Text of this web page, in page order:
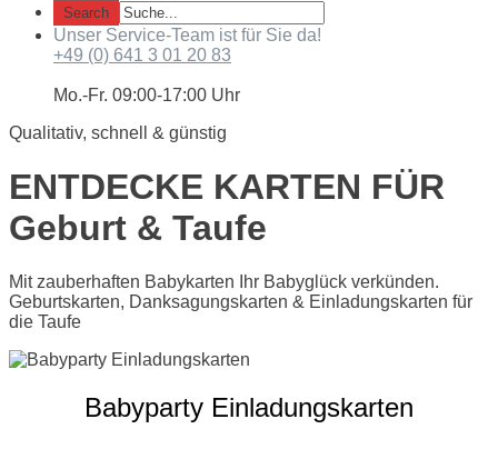
Unser Service-Team ist für Sie da!
+49 (0) 641 3 01 20 83
Mo.-Fr. 09:00-17:00 Uhr
Qualitativ, schnell & günstig
ENTDECKE KARTEN FÜR
Geburt & Taufe
Mit zauberhaften Babykarten Ihr Babyglück verkünden.
Geburtskarten, Danksagungskarten & Einladungskarten für
die Taufe
Babyparty Einladungskarten